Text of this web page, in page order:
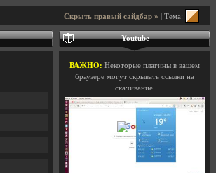
Скрыть правый сайдбар » | Тема:
Youtube
ВАЖНО: Некоторые плагины в вашем
браузере могут скрывать ссылки на
скачивание.